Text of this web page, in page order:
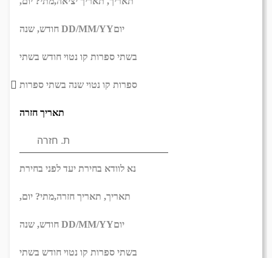
DD/MM/YYיום
בשתי ספרות קו נטוי חודש בשתי
ספרות קו נטוי שנה בשתי ספרות
תאריך חזרה
נא לוודא בחירת יעד לפני בחירת
תאריך, תאריך חזרה,מתי? יום,
DD/MM/YYיום
בשתי ספרות קו נטוי חודש בשתי